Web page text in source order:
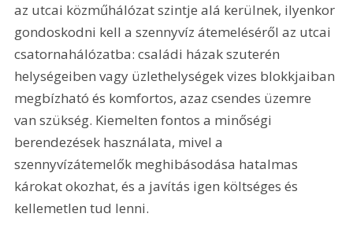
az utcai közműhálózat szintje alá kerülnek, ilyenkor
gondoskodni kell a szennyvíz átemeléséről az utcai
csatornahálózatba: családi házak szuterén
helységeiben vagy üzlethelységek vizes blokkjaiban
megbízható és komfortos, azaz csendes üzemre
van szükség. Kiemelten fontos a minőségi
berendezések használata, mivel a
szennyvízátemelők meghibásodása hatalmas
károkat okozhat, és a javítás igen költséges és
kellemetlen tud lenni.